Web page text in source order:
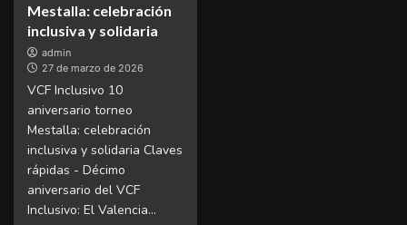
Mestalla: celebración
inclusiva y solidaria
admin
27 de marzo de 2026
VCF Inclusivo 10
aniversario torneo
Mestalla: celebración
inclusiva y solidaria Claves
rápidas - Décimo
aniversario del VCF
Inclusivo: El Valencia...